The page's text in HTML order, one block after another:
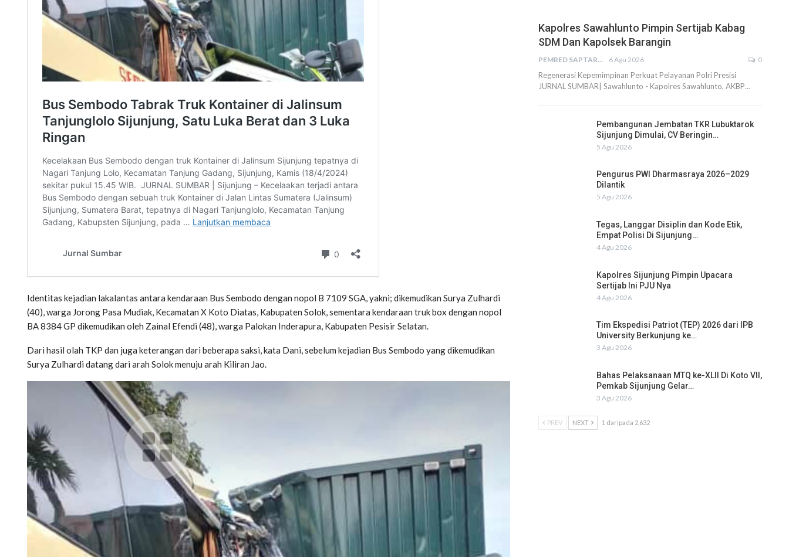
Identitas kejadian lakalantas antara kendaraan Bus Sembodo dengan nopol B 7109 SGA, yakni; dikemudikan Surya Zulhardi
(40), warga Jorong Pasa Mudiak, Kecamatan X Koto Diatas, Kabupaten Solok, sementara kendaraan truk box dengan nopol
BA 8384 GP dikemudikan oleh Zainal Efendi (48), warga Palokan Inderapura, Kabupaten Pesisir Selatan.
Dari hasil olah TKP dan juga keterangan dari beberapa saksi, kata Dani, sebelum kejadian Bus Sembodo yang dikemudikan
Surya Zulhardi datang dari arah Solok menuju arah Kiliran Jao.
Kapolres Sawahlunto Pimpin Sertijab Kabag
SDM Dan Kapolsek Barangin
PEMRED SAPTARIUS 6 Agu 2026 0
Regenerasi Kepemimpinan Perkuat Pelayanan Polri Presisi
JURNAL SUMBAR| Sawahlunto - Kapolres Sawahlunto, AKBP…
Pembangunan Jembatan TKR Lubuktarok
Sijunjung Dimulai, CV Beringin…
5 Agu 2026
Pengurus PWI Dharmasraya 2026–2029
Dilantik
5 Agu 2026
Tegas, Langgar Disiplin dan Kode Etik,
Empat Polisi Di Sijunjung…
4 Agu 2026
Kapolres Sijunjung Pimpin Upacara
Sertijab Ini PJU Nya
4 Agu 2026
Tim Ekspedisi Patriot (TEP) 2026 dari IPB
University Berkunjung ke…
3 Agu 2026
Bahas Pelaksanaan MTQ ke-XLII Di Koto VII,
Pemkab Sijunjung Gelar…
3 Agu 2026
PREV NEXT 1 daripada 2,632